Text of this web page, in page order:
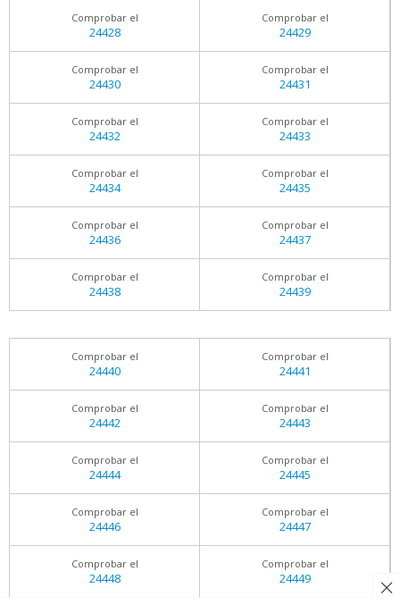
Comprobar el
24428
Comprobar el
24429
Comprobar el
24430
Comprobar el
24431
Comprobar el
24432
Comprobar el
24433
Comprobar el
24434
Comprobar el
24435
Comprobar el
24436
Comprobar el
24437
Comprobar el
24438
Comprobar el
24439
Comprobar el
24440
Comprobar el
24441
Comprobar el
24442
Comprobar el
24443
Comprobar el
24444
Comprobar el
24445
Comprobar el
24446
Comprobar el
24447
Comprobar el
24448
Comprobar el
24449